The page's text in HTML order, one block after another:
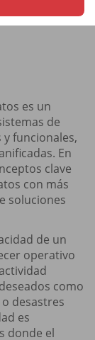
es un
de
y funcionales,
En
clave
con más
soluciones
de un
operativo
como
desastres
es
donde el